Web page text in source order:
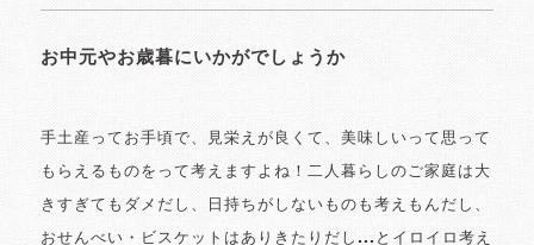
お中元やお歳暮にいかがでしょうか
手土産ってお手頃で、見栄えが良くて、美味しいって思って
もらえるものをって考えますよね！二人暮らしのご家庭は大
きすぎてもダメだし、日持ちがしないものも考えもんだし、
おせんべい・ビスケットはありきたりだし...とイロイロ考え